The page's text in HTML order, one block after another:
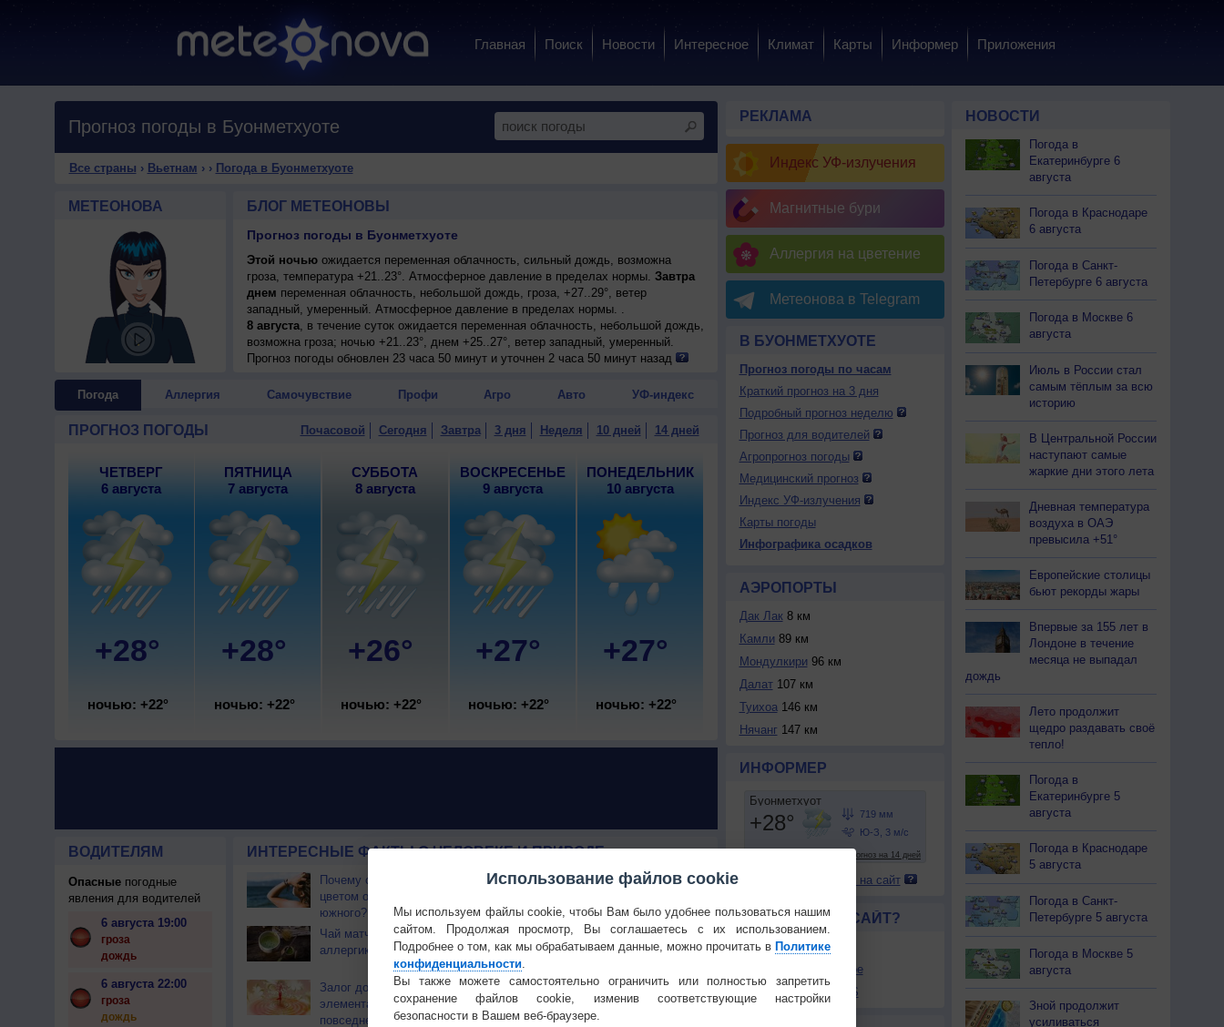
Главная Поиск Новости Интересное Климат Карты Информер Приложения
Прогноз погоды в Буонметхуоте
Все страны › Вьетнам › › Погода в Буонметхуоте
МЕТЕОНОВА БЛОГ МЕТЕОНОВЫ
Прогноз погоды в Буонметхуоте
Этой ночьюожидается переменная облачность, сильный дождь, возможна
гроза, температура +21..23°. Атмосферное давление в пределах нормы. Завтра
днем переменная облачность, небольшой дождь, гроза, +27..29°, ветер
западный, умеренный. Атмосферное давление в пределах нормы. .
8 августа, в течение суток ожидается переменная облачность, небольшой дождь,
возможна гроза; ночью +21..23°, днем +25..27°, ветер западный, умеренный.
9 августа, в течение суток ожидается переменная облачность, сильный дождь,
10 августа, ожидается переменная облачность, небольшой дождь; ночью
Прогноз погоды обновлен 23 часа 50 минут и уточнен 2 часа 50 минут назад
Погода Аллергия Самочувствие Профи Агро Авто УФ-индекс
ПРОГНОЗ ПОГОДЫ Почасовой Сегодня Завтра 3 дня Неделя 10 дней 14 дней
ЧЕТВЕРГ
6 августа
+28°
ночью: +22°
ПЯТНИЦА
7 августа
+28°
ночью: +22°
СУББОТА
8 августа
+26°
ночью: +22°
ВОСКРЕСЕНЬЕ
9 августа
+27°
ночью: +22°
ПОНЕДЕЛЬНИК
10 августа
+27°
ночью: +22°
ВОДИТЕЛЯМ
Опасныепогодные
явления для водителей
6 августа 19:00
гроза
дождь
6 августа 22:00
гроза
дождь
ИНТЕРЕСНЫЕ ФАКТЫ О ЧЕЛОВЕКЕ И ПРИРОДЕ
Почему северный загар
цветом отличается от
южного?
Букет сирени вреден для
Чай матча может помочь
аллергикам
Наличие цели в жизни
продлевает её
Залог долголетия —
элементарные
повседневные привычки
Тёмный шоколад
замедляет старение
РЕКЛАМА
Индекс УФ-излучения
Магнитные бури
Аллергия на цветение
Метеонова в Telegram
В БУОНМЕТХУОТЕ
Прогноз погоды по часам
Краткий прогноз на 3 дня
Подробный прогноз неделю
Прогноз для водителей
Агропрогноз погоды
Медицинский прогноз
Индекс УФ-излучения
Карты погоды
Инфографика осадков
АЭРОПОРТЫ
Дак Лак8 км
Камли 89 км
Мондулкири 96 км
Далат107 км
Туихоа146 км
Нячанг 147 км
ИНФОРМЕР
Установите погоду на сайт
ПОНРАВИЛСЯ САЙТ?
Сделать стартовой
Добавить в Избранное
Экпорт погоды в RSS
НОВОСТИ
Погода в
Екатеринбурге 6
августа
Погода в Краснодаре
6 августа
Погода в Санкт-
Петербурге 6 августа
Погода в Москве 6
августа
Июль в России стал
самым тёплым за всю
историю
В Центральной России
наступают самые
жаркие дни этого лета
Дневная температура
воздуха в ОАЭ
превысила +51°
Европейские столицы
бьют рекорды жары
Впервые за 155 лет в
Лондоне в течение
месяца не выпадал
дождь
Лето продолжит
щедро раздавать своё
тепло!
Погода в
Екатеринбурге 5
августа
Погода в Краснодаре
5 августа
Погода в Санкт-
Петербурге 5 августа
Погода в Москве 5
августа
Зной продолжит
усиливаться
Использование файлов cookie
Мы используем файлы cookie, чтобы Вам было удобнее пользоваться нашим
сайтом. Продолжая просмотр, Вы соглашаетесь с их использованием.
Подробнее о том, как мы обрабатываем данные, можно прочитать в Политике
конфиденциальности.
Вы также можете самостоятельно ограничить или полностью запретить
сохранение файлов cookie, изменив соответствующие настройки
безопасности в Вашем веб-браузере.